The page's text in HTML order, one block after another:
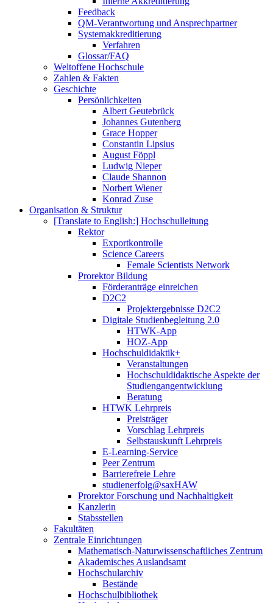
Feedback
QM-Verantwortung und Ansprechpartner
Systemakkreditierung
Verfahren
Glossar/FAQ
Weltoffene Hochschule
Zahlen & Fakten
Geschichte
Persönlichkeiten
Albert Geutebrück
Johannes Gutenberg
Grace Hopper
Constantin Lipsius
August Föppl
Ludwig Nieper
Claude Shannon
Norbert Wiener
Konrad Zuse
Organisation & Struktur
[Translate to English:] Hochschulleitung
Rektor
Exportkontrolle
Science Careers
Female Scientists Network
Prorektor Bildung
Förderanträge einreichen
D2C2
Projektergebnisse D2C2
Digitale Studienbegleitung 2.0
HTWK-App
HOZ-App
Hochschuldidaktik+
Veranstaltungen
Hochschuldidaktische Aspekte der
Studiengangentwicklung
Beratung
HTWK Lehrpreis
Preisträger
Vorschlag Lehrpreis
Selbstauskunft Lehrpreis
E-Learning-Service
Peer Zentrum
Barrierefreie Lehre
studienerfolg@saxHAW
Prorektor Forschung und Nachhaltigkeit
Kanzlerin
Stabsstellen
Fakultäten
Zentrale Einrichtungen
Mathematisch-Naturwissenschaftliches Zentrum
Akademisches Auslandsamt
Hochschularchiv
Bestände
Hochschulbibliothek